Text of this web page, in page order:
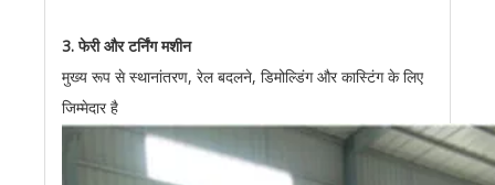
3. फेरी और टर्निंग मशीन
मुख्य रूप से स्थानांतरण, रेल बदलने, डिमोल्डिंग और कास्टिंग के लिए
जिम्मेदार है